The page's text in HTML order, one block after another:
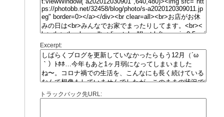
Excerpt:
トラックバック先URL: